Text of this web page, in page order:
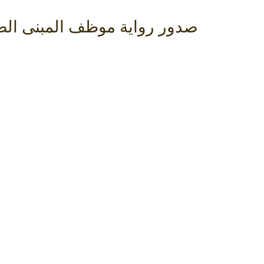
صدور رواية موظف المبنى